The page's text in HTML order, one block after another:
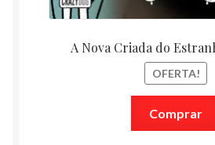
A Nova Criada do
OFERTA!
Comprar